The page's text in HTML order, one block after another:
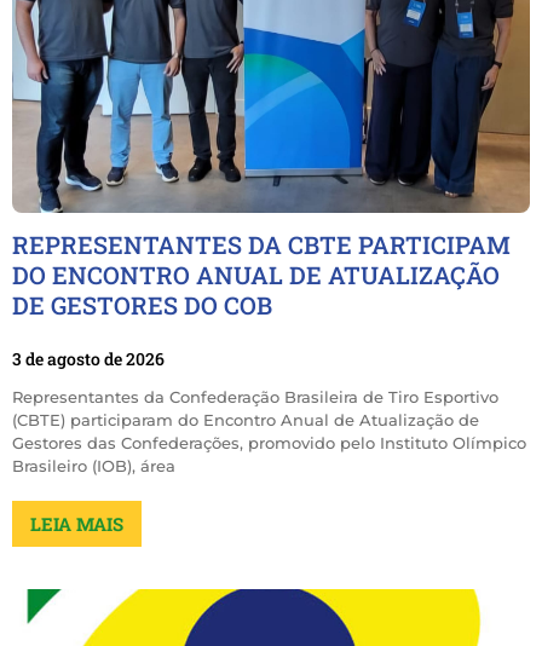
REPRESENTANTES DA CBTE PARTICIPAM
DO ENCONTRO ANUAL DE ATUALIZAÇÃO
DE GESTORES DO COB
3 de agosto de 2026
Representantes da Confederação Brasileira de Tiro Esportivo
(CBTE) participaram do Encontro Anual de Atualização de
Gestores das Confederações, promovido pelo Instituto Olímpico
Brasileiro (IOB), área
LEIA MAIS